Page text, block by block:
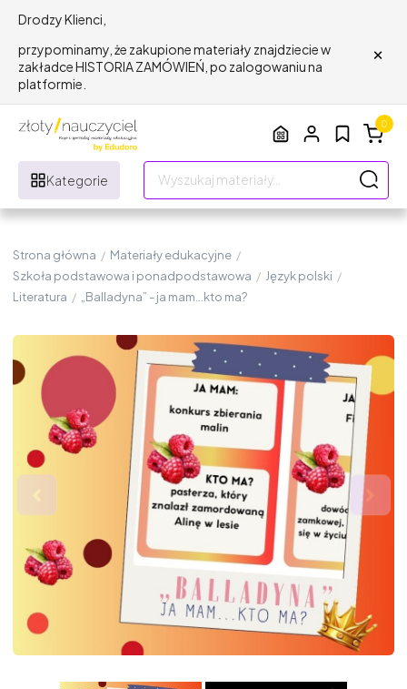
Drodzy Klienci,
przypominamy, że zakupione materiały znajdziecie w
zakładce HISTORIA ZAMÓWIEŃ, po zalogowaniu na
platformie.
×
Kategorie
0
Strona główna / Materiały edukacyjne /
Szkoła podstawowa i ponadpodstawowa / Język polski /
Literatura / „Balladyna” - ja mam...kto ma?